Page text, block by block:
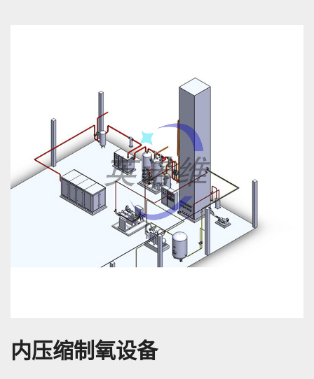
内压缩制氧设备